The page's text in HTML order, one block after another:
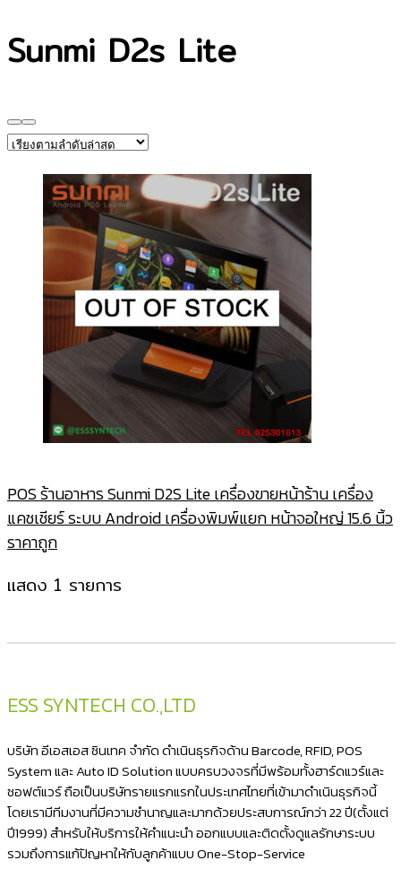
Sunmi D2s Lite
POS ร้านอาหาร Sunmi D2S Lite เครื่องขายหน้าร้าน เครื่อง
แคชเชียร์ ระบบ Android เครื่องพิมพ์แยก หน้าจอใหญ่ 15.6 นิ้ว
ราคาถูก
แสดง 1 รายการ
ESS SYNTECH CO.,LTD
บริษัท อีเอสเอส ซินเทค จำกัด ดำเนินธุรกิจด้าน Barcode, RFID, POS
System และ Auto ID Solution แบบครบวงจรที่มีพร้อมทั้งฮาร์ดแวร์และ
ซอฟต์แวร์ ถือเป็นบริษัทรายแรกแรกในประเทศไทยที่เข้ามาดำเนินธุรกิจนี้
โดยเรามีทีมงานที่มีความชำนาญและมากด้วยประสบการณ์กว่า 22 ปี(ตั้งแต่
ปี1999) สำหรับให้บริการให้คำแนะนำ ออกแบบและติดตั้งดูแลรักษาระบบ
รวมถึงการแก้ปัญหาให้กับลูกค้าแบบ One-Stop-Service